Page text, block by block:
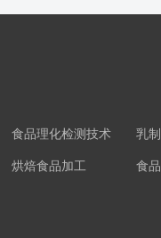
食品理化检测技术 乳
烘焙食品加工 食